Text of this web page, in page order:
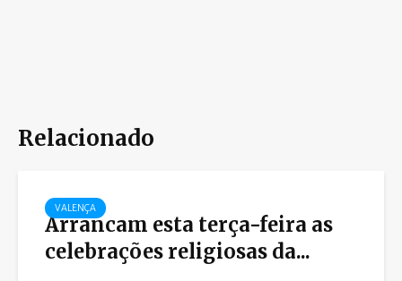
Relacionado
VALENÇA
Arrancam esta terça-feira as
celebrações religiosas da...